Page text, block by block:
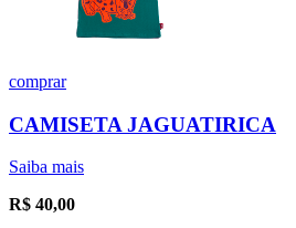
comprar
CAMISETA JAGUATIRICA
Saiba mais
R$ 40,00